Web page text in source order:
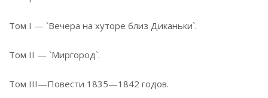
Том I — `Вечера на хуторе близ Диканьки`.
Том II — `Миргород`.
Том III—Повести 1835—1842 годов.